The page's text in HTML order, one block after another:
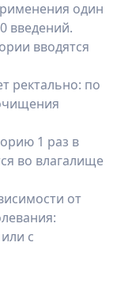
один
введений.
вводятся
ректально: по
1 раз в
во влагалище
от
с